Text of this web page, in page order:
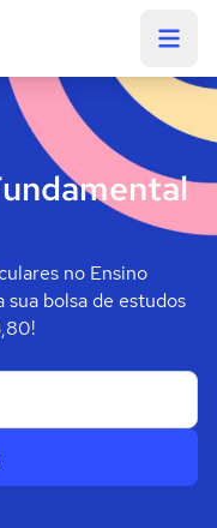
no Ensino
bolsa de estudos